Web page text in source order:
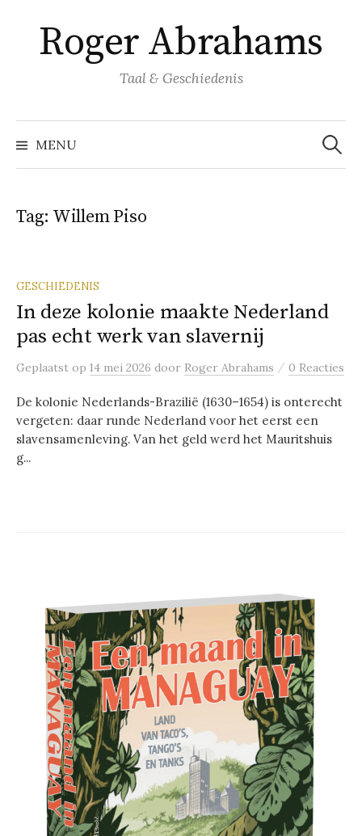
inhoud
springen
Roger Abrahams
Taal & Geschiedenis
MENU
Zoeken
naar:
Tag: Willem Piso
GESCHIEDENIS
In deze kolonie maakte Nederland
pas echt werk van slavernij
Geplaatst op 14 mei 2026 door Roger Abrahams / 0 Reacties
De kolonie Nederlands-Brazilië (1630–1654) is onterecht
vergeten: daar runde Nederland voor het eerst een
slavensamenleving. Van het geld werd het Mauritshuis
g...